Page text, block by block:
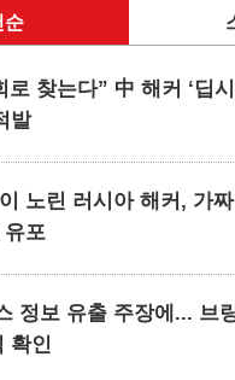
순
로 찾는다” 中 해커 ‘딥
발
노린 러시아 해커, 가
유포
정보 유출 주장에... 브
확인